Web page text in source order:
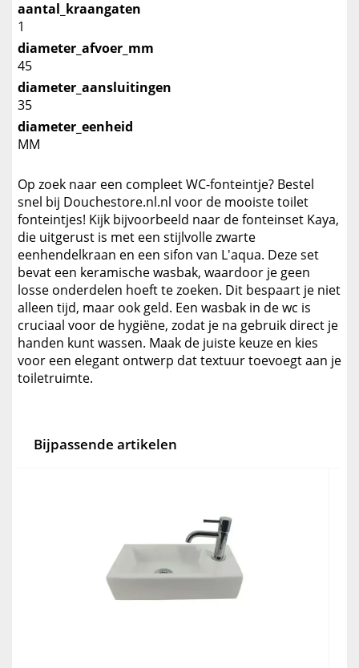
aantal_kraangaten
1
diameter_afvoer_mm
45
diameter_aansluitingen
35
diameter_eenheid
MM
Op zoek naar een compleet WC-fonteintje? Bestel
snel bij Douchestore.nl.nl voor de mooiste toilet
fonteintjes! Kijk bijvoorbeeld naar de fonteinset Kaya,
die uitgerust is met een stijlvolle zwarte
eenhendelkraan en een sifon van L'aqua. Deze set
bevat een keramische wasbak, waardoor je geen
losse onderdelen hoeft te zoeken. Dit bespaart je niet
alleen tijd, maar ook geld. Een wasbak in de wc is
cruciaal voor de hygiëne, zodat je na gebruik direct je
handen kunt wassen. Maak de juiste keuze en kies
voor een elegant ontwerp dat textuur toevoegt aan je
toiletruimte.
Bijpassende artikelen